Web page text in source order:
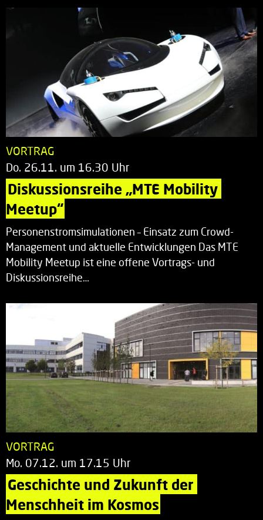
VORTRAG
Do. 26.11. um 16.30 Uhr
Diskussionsreihe „MTE Mobility
Meetup“
Personenstromsimulationen – Einsatz zum Crowd-
Management und aktuelle Entwicklungen Das MTE
Mobility Meetup ist eine offene Vortrags- und
Diskussionsreihe…
VORTRAG
Mo. 07.12. um 17.15 Uhr
Geschichte und Zukunft der
Menschheit im Kosmos